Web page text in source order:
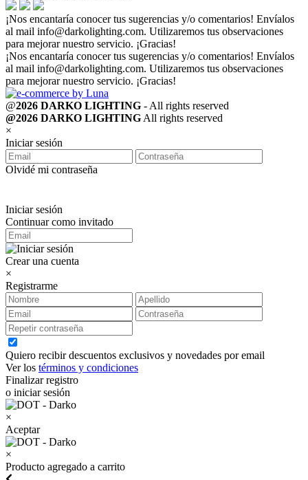
¡Nos encantaría conocer tus sugerencias y/o comentarios! Envíalos
al mail info@darkolighting.com. Utilizaremos tus observaciones
para mejorar nuestro servicio. ¡Gracias!
¡Nos encantaría conocer tus sugerencias y/o comentarios! Envíalos
al mail info@darkolighting.com. Utilizaremos tus observaciones
para mejorar nuestro servicio. ¡Gracias!
@2026 DARKO LIGHTING - All rights reserved
@2026 DARKO LIGHTING All rights reserved
×
Iniciar sesión
Olvidé mi contraseña
Iniciar sesión
Continuar como invitado
Crear una cuenta
×
Registrarme
Quiero recibir descuentos exclusivos y novedades por email
Ver los términos y condiciones
Finalizar registro
o iniciar sesión
×
Aceptar
×
Producto agregado a carrito